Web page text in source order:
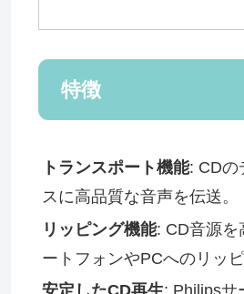
特徴
トランスポート機能: CDの
スに高品質な音声を伝送。
リッピング機能: CD音源を
ートフォンやPCへのリッ